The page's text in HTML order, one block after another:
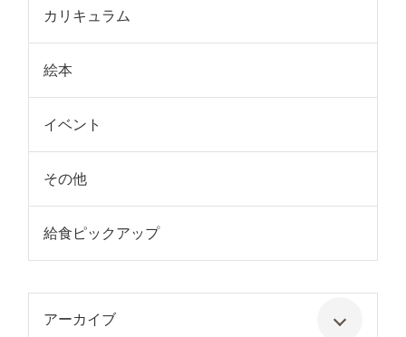
カリキュラム
絵本
イベント
その他
給食ピックアップ
アーカイブ